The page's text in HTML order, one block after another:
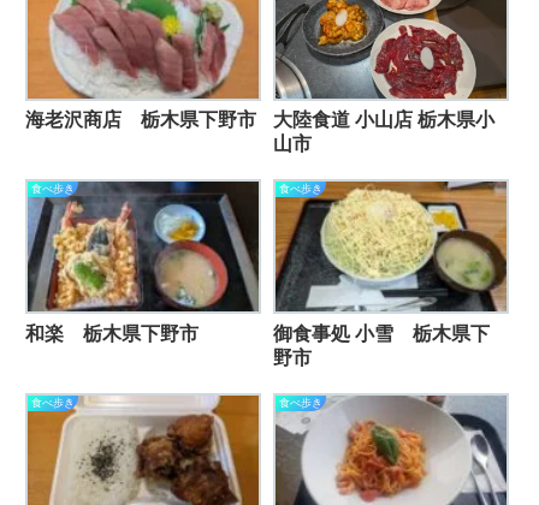
海老沢商店 栃木県下野市
大陸食道 小山店 栃木県小
山市
食べ歩き
和楽 栃木県下野市
食べ歩き
御食事処 小雪 栃木県下
野市
食べ歩き 食べ歩き